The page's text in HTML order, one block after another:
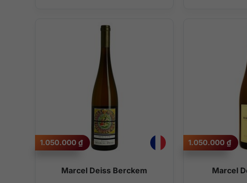
Marcel Deiss Berckem
1.050.000 ₫
Marcel
1.050.000 ₫